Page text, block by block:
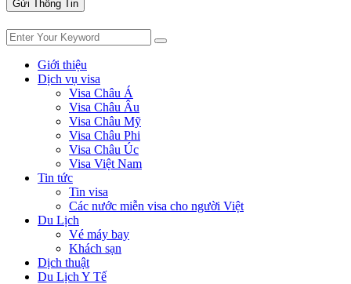
Giới thiệu
Dịch vụ visa
Visa Châu Á
Visa Châu Âu
Visa Châu Mỹ
Visa Châu Phi
Visa Châu Úc
Visa Việt Nam
Tin tức
Tin visa
Các nước miễn visa cho người Việt
Du Lịch
Vé máy bay
Khách sạn
Dịch thuật
Du Lịch Y Tế